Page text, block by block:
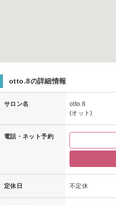
otto.8の詳細情報
サロン名
otto.8
(オット)
電話・ネット予約
定休日 不定休